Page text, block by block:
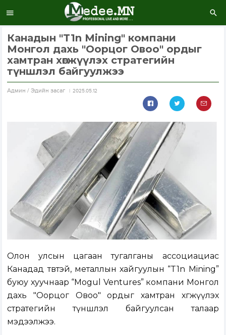
Канадын "T1n Mining" компани
Монгол дахь "Оорцог Овоо" ордыг
хамтран хөгжүүлэх стратегийн
түншлэл байгуулжээ
Aдмин / Эдийн засаг 2025.05.12
Олон улсын цагаан тугалганы ассоциациас
Канадад төвтэй, металлын хайгуулын “T1n Mining”
буюу хуучнаар “Mogul Ventures” компани Монгол
дахь "Оорцог Овоо" ордыг хамтран хөгжүүлэх
стратегийн түншлэл байгуулсан талаар
мэдээлжээ.